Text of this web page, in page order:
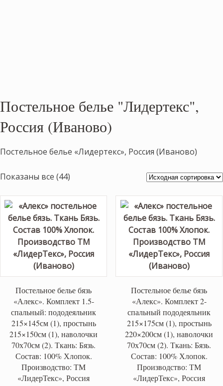
Постельное белье "Лидертекс",
Россия (Иваново)
Постельное белье «Лидертекс», Россия (Иваново)
Показаны все (44)
Постельное белье бязь
«Алекс». Комплект 1.5-
спальный: пододеяльник
215×145см (1), простынь
215×150см (1), наволочки
70х70см (2). Ткань: Бязь.
Состав: 100% Хлопок.
Производство: ТМ
«ЛидерТекс», Россия
Постельное белье бязь
«Алекс». Комплект 2-
спальный пододеяльник
215×175см (1), простынь
220×200см (1), наволочки
70х70см (2). Ткань: Бязь.
Состав: 100% Хлопок.
Производство: ТМ
«ЛидерТекс», Россия